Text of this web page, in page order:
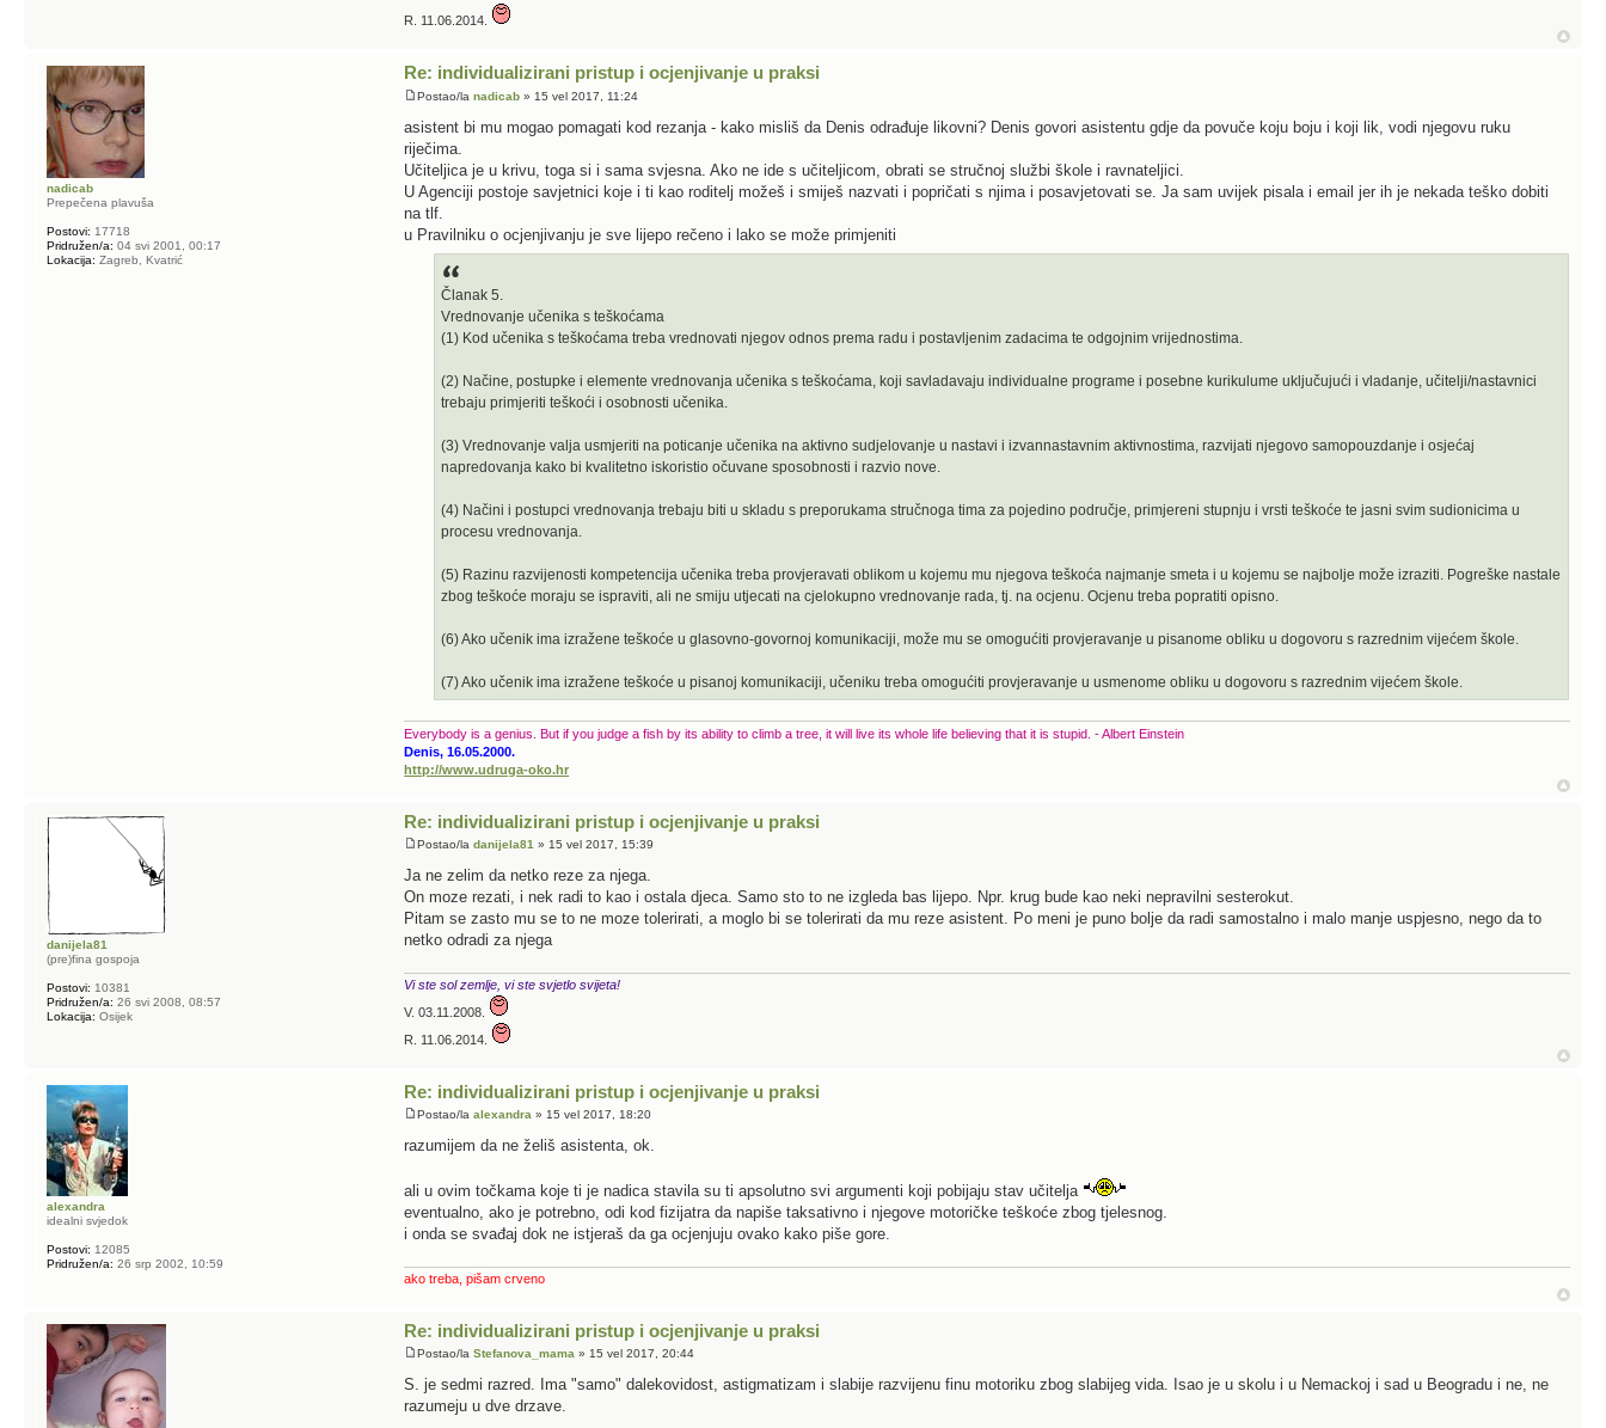
R. 11.06.2014.
Re: individualizirani pristup i ocjenjivanje u praksi
Postao/lanadicab » 15 vel 2017, 11:24
asistent bi mu mogao pomagati kod rezanja - kako misliš da Denis odrađuje likovni? Denis govori asistentu gdje da povuče koju boju i koji lik, vodi njegovu ruku
riječima.
Učiteljica je u krivu, toga si i sama svjesna. Ako ne ide s učiteljicom, obrati se stručnoj službi škole i ravnateljici.
U Agenciji postoje savjetnici koje i ti kao roditelj možeš i smiješ nazvati i popričati s njima i posavjetovati se. Ja sam uvijek pisala i email jer ih je nekada teško dobiti
na tlf.
u Pravilniku o ocjenjivanju je sve lijepo rečeno i lako se može primjeniti
Članak 5.
Vrednovanje učenika s teškoćama
(1) Kod učenika s teškoćama treba vrednovati njegov odnos prema radu i postavljenim zadacima te odgojnim vrijednostima.
(2) Načine, postupke i elemente vrednovanja učenika s teškoćama, koji savladavaju individualne programe i posebne kurikulume uključujući i vladanje, učitelji/nastavnici
trebaju primjeriti teškoći i osobnosti učenika.
(3) Vrednovanje valja usmjeriti na poticanje učenika na aktivno sudjelovanje u nastavi i izvannastavnim aktivnostima, razvijati njegovo samopouzdanje i osjećaj
napredovanja kako bi kvalitetno iskoristio očuvane sposobnosti i razvio nove.
(4) Načini i postupci vrednovanja trebaju biti u skladu s preporukama stručnoga tima za pojedino područje, primjereni stupnju i vrsti teškoće te jasni svim sudionicima u
procesu vrednovanja.
(5) Razinu razvijenosti kompetencija učenika treba provjeravati oblikom u kojemu mu njegova teškoća najmanje smeta i u kojemu se najbolje može izraziti. Pogreške nastale
zbog teškoće moraju se ispraviti, ali ne smiju utjecati na cjelokupno vrednovanje rada, tj. na ocjenu. Ocjenu treba popratiti opisno.
(6) Ako učenik ima izražene teškoće u glasovno-govornoj komunikaciji, može mu se omogućiti provjeravanje u pisanome obliku u dogovoru s razrednim vijećem škole.
(7) Ako učenik ima izražene teškoće u pisanoj komunikaciji, učeniku treba omogućiti provjeravanje u usmenome obliku u dogovoru s razrednim vijećem škole.
Everybody is a genius. But if you judge a fish by its ability to climb a tree, it will live its whole life believing that it is stupid. - Albert Einstein
Denis, 16.05.2000.
http://www.udruga-oko.hr
nadicab
Prepečena plavuša
Postovi: 17718
Pridružen/a: 04 svi 2001, 00:17
Lokacija: Zagreb, Kvatrić
Re: individualizirani pristup i ocjenjivanje u praksi
Postao/ladanijela81 » 15 vel 2017, 15:39
Ja ne zelim da netko reze za njega.
On moze rezati, i nek radi to kao i ostala djeca. Samo sto to ne izgleda bas lijepo. Npr. krug bude kao neki nepravilni sesterokut.
Pitam se zasto mu se to ne moze tolerirati, a moglo bi se tolerirati da mu reze asistent. Po meni je puno bolje da radi samostalno i malo manje uspjesno, nego da to
netko odradi za njega
Vi ste sol zemlje, vi ste svjetlo svijeta!
V. 03.11.2008.
R. 11.06.2014.
danijela81
(pre)fina gospoja
Postovi: 10381
Pridružen/a: 26 svi 2008, 08:57
Lokacija: Osijek
Re: individualizirani pristup i ocjenjivanje u praksi
Postao/laalexandra » 15 vel 2017, 18:20
razumijem da ne želiš asistenta, ok.
ali u ovim točkama koje ti je nadica stavila su ti apsolutno svi argumenti koji pobijaju stav učitelja
eventualno, ako je potrebno, odi kod fizijatra da napiše taksativno i njegove motoričke teškoće zbog tjelesnog.
i onda se svađaj dok ne istjeraš da ga ocjenjuju ovako kako piše gore.
ako treba, pišam crveno
alexandra
idealni svjedok
Postovi: 12085
Pridružen/a: 26 srp 2002, 10:59
Re: individualizirani pristup i ocjenjivanje u praksi
Postao/laStefanova_mama » 15 vel 2017, 20:44
S. je sedmi razred. Ima "samo" dalekovidost, astigmatizam i slabije razvijenu finu motoriku zbog slabijeg vida. Isao je u skolu i u Nemackoj i sad u Beogradu i ne, ne
razumeju u dve drzave.